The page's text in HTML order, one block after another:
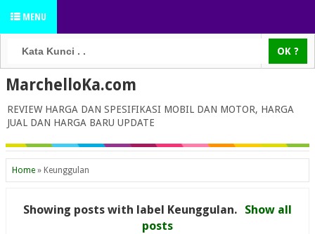
MENU
MarchelloKa.com
REVIEW HARGA DAN SPESIFIKASI MOBIL DAN MOTOR, HARGA
JUAL DAN HARGA BARU UPDATE
Home » Keunggulan
Showing posts with label Keunggulan. Show all
posts